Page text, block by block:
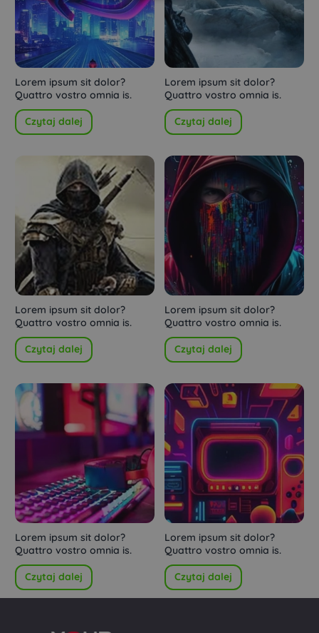
Lorem ipsum sit dolor?
Quattro vostro omnia is.
Czytaj dalej
Lorem ipsum sit dolor?
Quattro vostro omnia is.
Czytaj dalej
Lorem ipsum sit dolor?
Quattro vostro omnia is.
Czytaj dalej
Lorem ipsum sit dolor?
Quattro vostro omnia is.
Czytaj dalej
Lorem ipsum sit dolor?
Quattro vostro omnia is.
Czytaj dalej
Lorem ipsum sit dolor?
Quattro vostro omnia is.
Czytaj dalej